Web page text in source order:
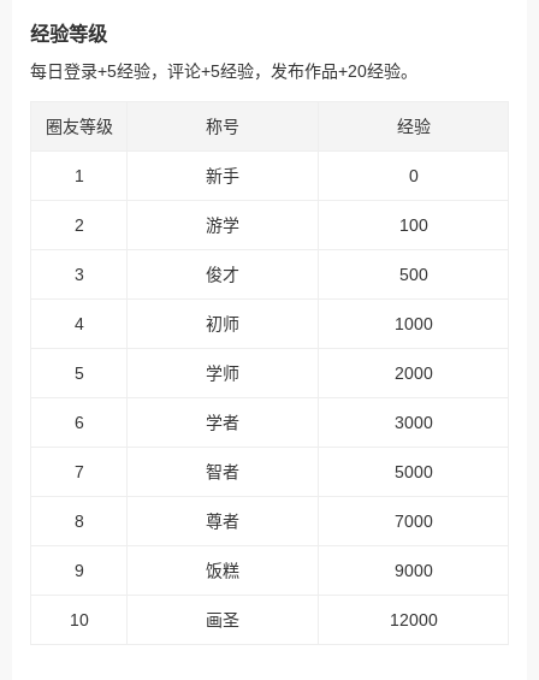
经验等级
每日登录+5经验，评论+5经验，发布作品+20经验。
圈友等级 称号 经验
1 新手 0
2 游学 100
3 俊才 500
4 初师 1000
5 学师 2000
6 学者 3000
7 智者 5000
8 尊者 7000
9 饭糕 9000
10 画圣 12000